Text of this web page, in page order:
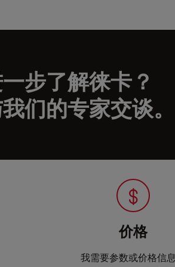
步了解徕卡？
们的专家交谈。
价格
我需要参数或价格信